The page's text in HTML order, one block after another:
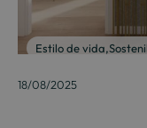
Estilo de vida,
18/08/2025